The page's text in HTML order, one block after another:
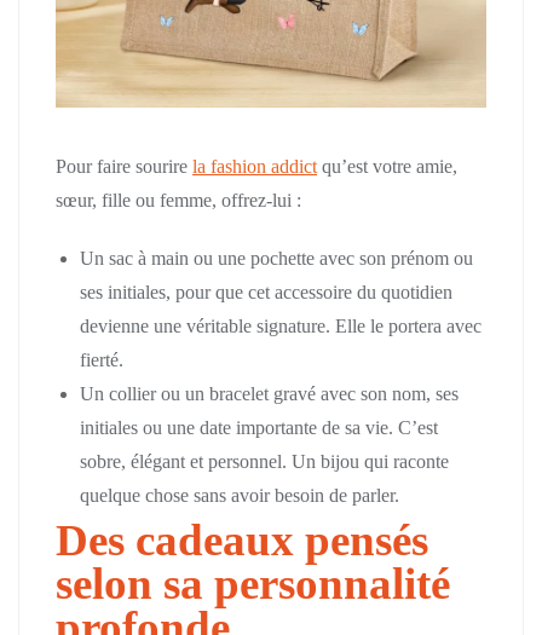
Pour faire sourire la fashion addict qu’est votre amie,
sœur, fille ou femme, offrez-lui :
Un sac à main ou une pochette avec son prénom ou
ses initiales, pour que cet accessoire du quotidien
devienne une véritable signature. Elle le portera avec
fierté.
Un collier ou un bracelet gravé avec son nom, ses
initiales ou une date importante de sa vie. C’est
sobre, élégant et personnel. Un bijou qui raconte
quelque chose sans avoir besoin de parler.
Des cadeaux pensés
selon sa personnalité